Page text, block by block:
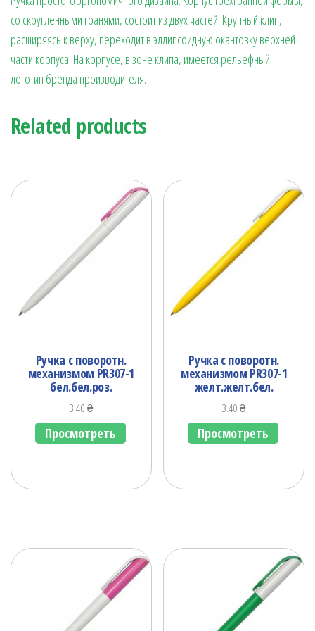
со скругленными гранями, состоит из двух частей. Крупный клип,
расширяясь к верху, переходит в эллипсоидную окантовку верхней
части корпуса. На корпусе, в зоне клипа, имеется рельефный
логотип бренда производителя.
Related products
Ручка с поворотн.
механизмом PR307-1
бел.бел.роз.
3.40₴
Просмотреть
Ручка с поворотн.
механизмом PR307-1
желт.желт.бел.
3.40₴
Просмотреть